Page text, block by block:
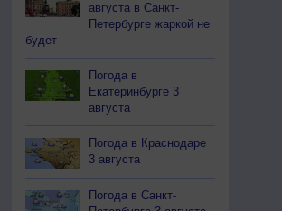
августа в Санкт-
Петербурге жаркой не
будет
Погода в
Екатеринбурге 3
августа
Погода в Краснодаре
3 августа
Погода в Санкт-